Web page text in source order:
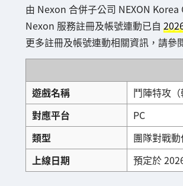
由 Nexon 合併子公司 NEXON
Nexon 服務註冊及帳號連動已自
更多註冊及帳號連動相關資訊，請參
遊戲名稱
鬥陣特攻（
對應平台
PC
類型
團隊對戰
上線日期
預定於